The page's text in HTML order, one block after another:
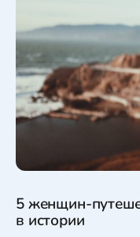
5 женщин-
в истории